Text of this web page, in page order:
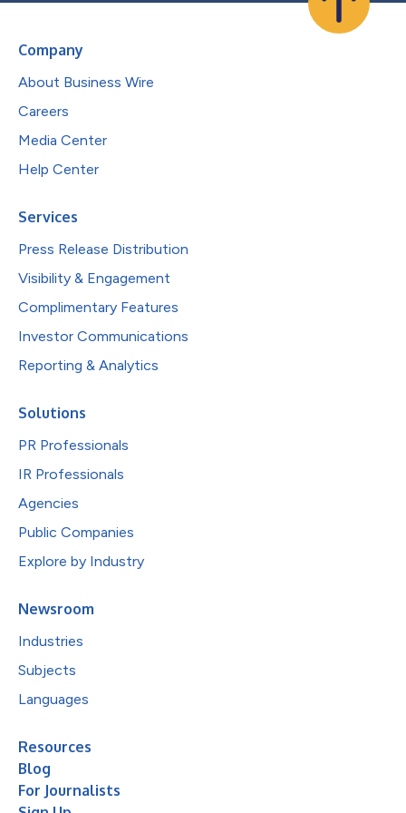
Company
About Business Wire
Careers
Media Center
Help Center
Services
Press Release Distribution
Visibility & Engagement
Complimentary Features
Investor Communications
Reporting & Analytics
Solutions
PR Professionals
IR Professionals
Agencies
Public Companies
Explore by Industry
Newsroom
Industries
Subjects
Languages
Resources
Blog
For Journalists